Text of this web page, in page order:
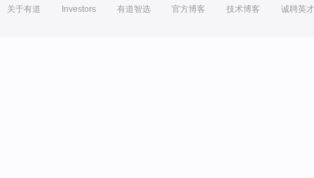
关于有道 Investors 有道智选 官方博客 技术博客 诚聘英才